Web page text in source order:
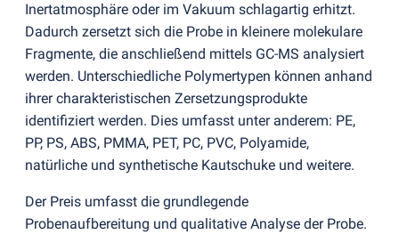
Inertatmosphäre oder im Vakuum schlagartig erhitzt.
Dadurch zersetzt sich die Probe in kleinere molekulare
Fragmente, die anschließend mittels GC-MS analysiert
werden. Unterschiedliche Polymertypen können anhand
ihrer charakteristischen Zersetzungsprodukte
identifiziert werden. Dies umfasst unter anderem: PE,
PP, PS, ABS, PMMA, PET, PC, PVC, Polyamide,
natürliche und synthetische Kautschuke und weitere.
Der Preis umfasst die grundlegende
Probenaufbereitung und qualitative Analyse der Probe.